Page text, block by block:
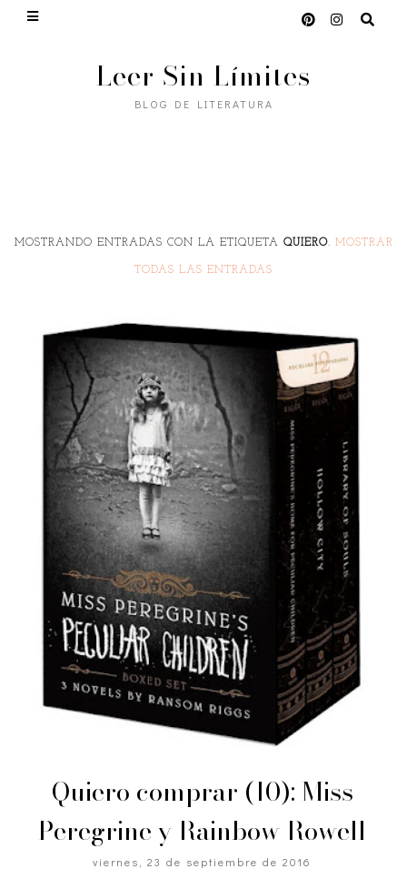
Leer Sin Límites
BLOG DE LITERATURA
MOSTRANDO ENTRADAS CON LA ETIQUETA QUIERO. MOSTRAR
TODAS LAS ENTRADAS
Quiero comprar (10): Miss
Peregrine y Rainbow Rowell
viernes, 23 de septiembre de 2016